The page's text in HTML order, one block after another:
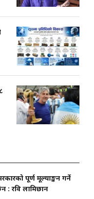
पूर्ण मूल्याङ्कन गर्ने
: रवि लामिछान